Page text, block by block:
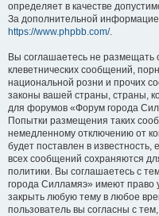
определяет в качестве
За дополнительной
https://www.phpbb.com/.
Вы соглашаетесь не размещать
клеветнических сообщений,
национальной розни и прочих
законы вашей страны, страны,
для форумов «Форум города
Попытки размещения таких
немедленному отключению от
будет поставлен в
всех сообщений сохраняются
политики. Вы соглашаетесь с
города Силламяэ» имеют право
закрыть любую тему в любое
пользователь вы согласны с